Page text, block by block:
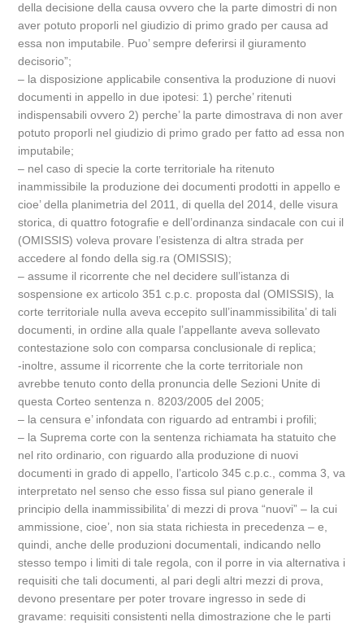
della decisione della causa ovvero che la parte dimostri di non
aver potuto proporli nel giudizio di primo grado per causa ad
essa non imputabile. Puo’ sempre deferirsi il giuramento
decisorio”;
– la disposizione applicabile consentiva la produzione di nuovi
documenti in appello in due ipotesi: 1) perche’ ritenuti
indispensabili ovvero 2) perche’ la parte dimostrava di non aver
potuto proporli nel giudizio di primo grado per fatto ad essa non
imputabile;
– nel caso di specie la corte territoriale ha ritenuto
inammissibile la produzione dei documenti prodotti in appello e
cioe’ della planimetria del 2011, di quella del 2014, delle visura
storica, di quattro fotografie e dell’ordinanza sindacale con cui il
(OMISSIS) voleva provare l’esistenza di altra strada per
accedere al fondo della sig.ra (OMISSIS);
– assume il ricorrente che nel decidere sull’istanza di
sospensione ex articolo 351 c.p.c. proposta dal (OMISSIS), la
corte territoriale nulla aveva eccepito sull’inammissibilita’ di tali
documenti, in ordine alla quale l’appellante aveva sollevato
contestazione solo con comparsa conclusionale di replica;
-inoltre, assume il ricorrente che la corte territoriale non
avrebbe tenuto conto della pronuncia delle Sezioni Unite di
questa Corteo sentenza n. 8203/2005 del 2005;
– la censura e’ infondata con riguardo ad entrambi i profili;
– la Suprema corte con la sentenza richiamata ha statuito che
nel rito ordinario, con riguardo alla produzione di nuovi
documenti in grado di appello, l’articolo 345 c.p.c., comma 3, va
interpretato nel senso che esso fissa sul piano generale il
principio della inammissibilita’ di mezzi di prova “nuovi” – la cui
ammissione, cioe’, non sia stata richiesta in precedenza – e,
quindi, anche delle produzioni documentali, indicando nello
stesso tempo i limiti di tale regola, con il porre in via alternativa i
requisiti che tali documenti, al pari degli altri mezzi di prova,
devono presentare per poter trovare ingresso in sede di
gravame: requisiti consistenti nella dimostrazione che le parti